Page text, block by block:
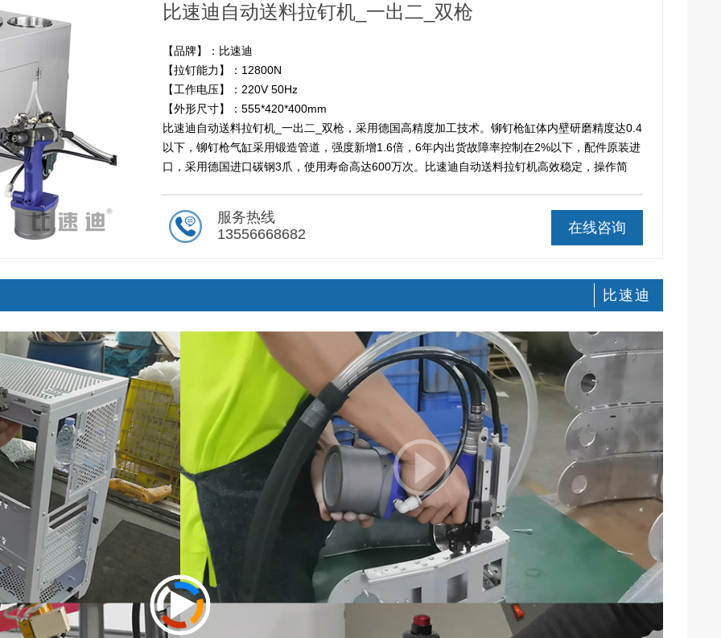
比速迪自动送料拉钉机_一出二_双枪
【品牌】：比速迪
【拉钉能力】：12800N
【工作电压】：220V 50Hz
【外形尺寸】：555*420*400mm
比速迪自动送料拉钉机_一出二_双枪，采用德国高精度加工技术。铆钉枪缸体内壁研磨精度达0.4
以下，铆钉枪气缸采用锻造管道，强度新增1.6倍，6年内出货故障率控制在2%以下，配件原装进
口，采用德国进口碳钢3爪，使用寿命高达600万次。比速迪自动送料拉钉机高效稳定，操作简
在线咨询
服务热线
13556668682
比速迪